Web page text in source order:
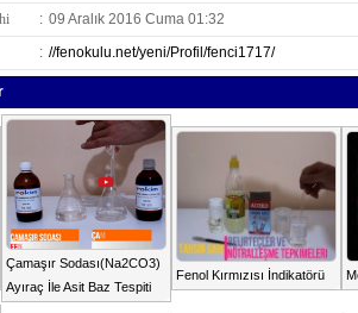
: 09 Aralık 2016 Cuma 01:32
: //fenokulu.net/yeni/Profil/fenci1717/
Çamaşır Sodası(Na2CO3)
Ayıraç İle Asit Baz Tespiti
Fenol Kırmızısı İndikatörü